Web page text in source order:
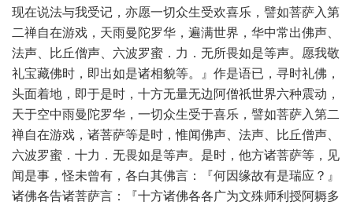
现在说法与我受记，亦愿一切众生受欢喜乐，譬如菩萨入第
二禅自在游戏，天雨曼陀罗华，遍满世界，华中常出佛声、
法声、比丘僧声、六波罗蜜．力．无所畏如是等声。愿我敬
礼宝藏佛时，即出如是诸相貌等。』作是语已，寻时礼佛，
头面着地，即于是时，十方无量无边阿僧祇世界六种震动，
天于空中雨曼陀罗华，一切众生受于喜乐，譬如菩萨入第二
禅自在游戏，诸菩萨等是时，惟闻佛声、法声、比丘僧声、
六波罗蜜．十力．无畏如是等声。是时，他方诸菩萨等，见
闻是事，怪未曾有，各白其佛言：『何因缘故有是瑞应？』
诸佛各告诸菩萨言：『十方诸佛各各广为文殊师利授阿耨多